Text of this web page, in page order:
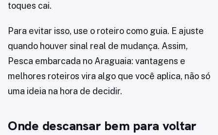
toques cai.
Para evitar isso, use o roteiro como guia. E ajuste
quando houver sinal real de mudança. Assim,
Pesca embarcada no Araguaia: vantagens e
melhores roteiros vira algo que você aplica, não só
uma ideia na hora de decidir.
Onde descansar bem para voltar